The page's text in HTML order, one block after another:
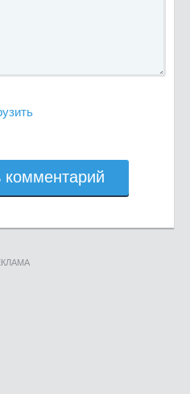
комментарий